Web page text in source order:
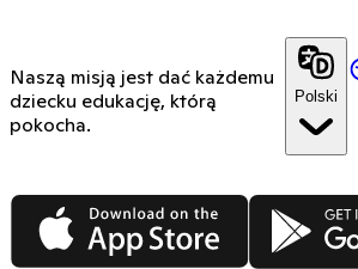
Naszą misją jest dać każdemu
dziecku edukację, którą
pokocha.
Polski
App Store Google Play